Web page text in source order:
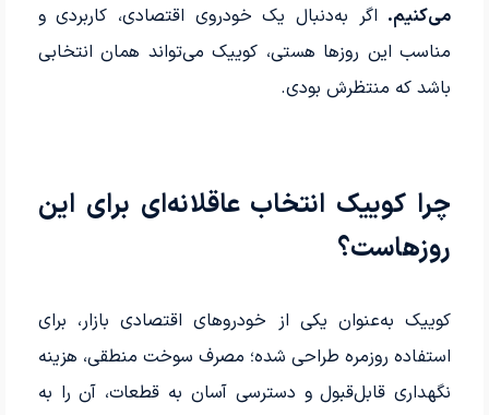
می‌کنیم. اگر به‌دنبال یک خودروی اقتصادی، کاربردی و
مناسب این روزها هستی، کوییک می‌تواند همان انتخابی
باشد که منتظرش بودی.
چرا کوییک انتخاب عاقلانه‌ای برای این
روزهاست؟
کوییک به‌عنوان یکی از خودروهای اقتصادی بازار، برای
استفاده روزمره طراحی شده؛ مصرف سوخت منطقی، هزینه
نگهداری قابل‌قبول و دسترسی آسان به قطعات، آن را به